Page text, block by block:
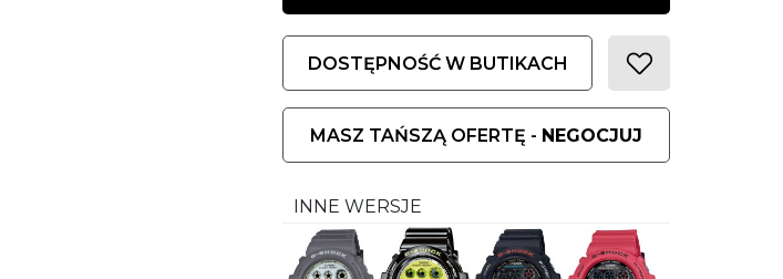
DOSTĘPNOŚĆ W BUTIKACH
MASZ TAŃSZĄ OFERTĘ - NEGOCJUJ
INNE WERSJE